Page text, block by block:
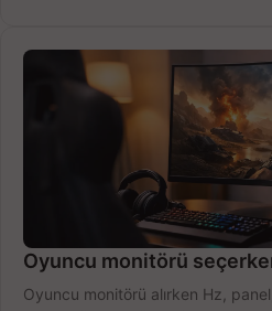
Oyuncu monitörü
Oyuncu monitörü alırken Hz,